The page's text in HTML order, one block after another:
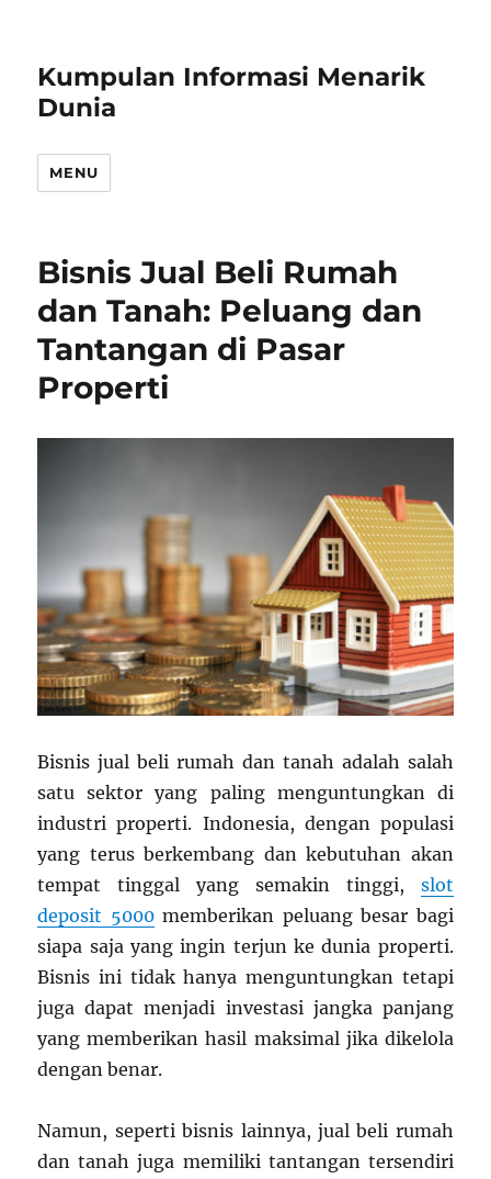
Kumpulan Informasi Menarik
Dunia
MENU
Bisnis Jual Beli Rumah
dan Tanah: Peluang dan
Tantangan di Pasar
Properti
Bisnis jual beli rumah dan tanah adalah salah
satu sektor yang paling menguntungkan di
industri properti. Indonesia, dengan populasi
yang terus berkembang dan kebutuhan akan
tempat tinggal yang semakin tinggi, slot
deposit 5000memberikan peluang besar bagi
siapa saja yang ingin terjun ke dunia properti.
Bisnis ini tidak hanya menguntungkan tetapi
juga dapat menjadi investasi jangka panjang
yang memberikan hasil maksimal jika dikelola
dengan benar.
Namun, seperti bisnis lainnya, jual beli rumah
dan tanah juga memiliki tantangan tersendiri